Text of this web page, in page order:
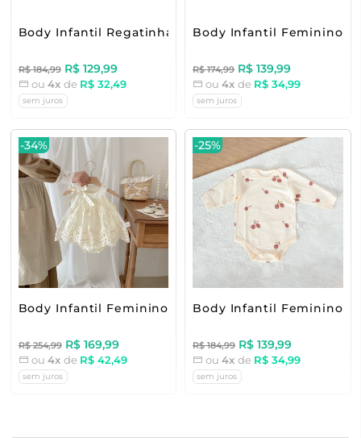
Body Infantil Regatinha Canelado
R$ 184,99 R$ 129,99
ou 4x de R$ 32,49
sem juros
Body Infantil Feminino
R$ 174,99 R$ 139,99
ou 4x de R$ 34,99
sem juros
-34%
Body Infantil Feminino Renda Delicado
R$ 254,99 R$ 169,99
ou 4x de R$ 42,49
sem juros
-25%
Body Infantil Feminino
R$ 184,99 R$ 139,99
ou 4x de R$ 34,99
sem juros